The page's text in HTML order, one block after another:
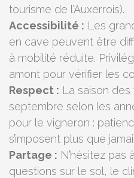
tourisme de l’Auxerrois).
Accessibilité : Les
en cave peuvent être
à mobilité réduite.
amont pour vérifier les
Respect : La saison
septembre selon les
pour le vigneron :
s’imposent plus que
Partage : N’hésitez pas
questions sur le sol, le